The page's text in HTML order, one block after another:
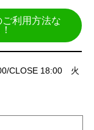
利用方法な
CLOSE 18:00 火